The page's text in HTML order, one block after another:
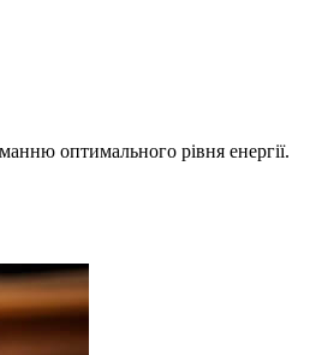
оптимального рівня енергії.